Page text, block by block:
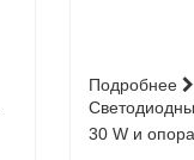
Подробнее
30 W и